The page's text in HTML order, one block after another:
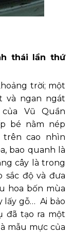
thái lần thứ
trời; một
và ngan ngát
Vũ Quần
bé nằm nép
trên cao nhìn
bao quanh là
cây là trong
sắc độ và đưa
hoa bốn mùa
lấy gỗ… Ai bảo
đã tạo ra một
mẫu mực của